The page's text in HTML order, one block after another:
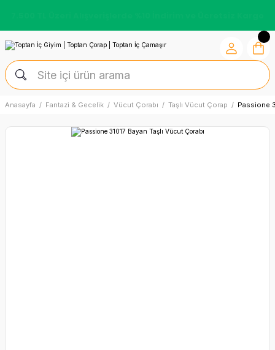
Anasayfa Fantazi & Gecelik Vücut Çorabı Taşlı Vücut Çorap Passione